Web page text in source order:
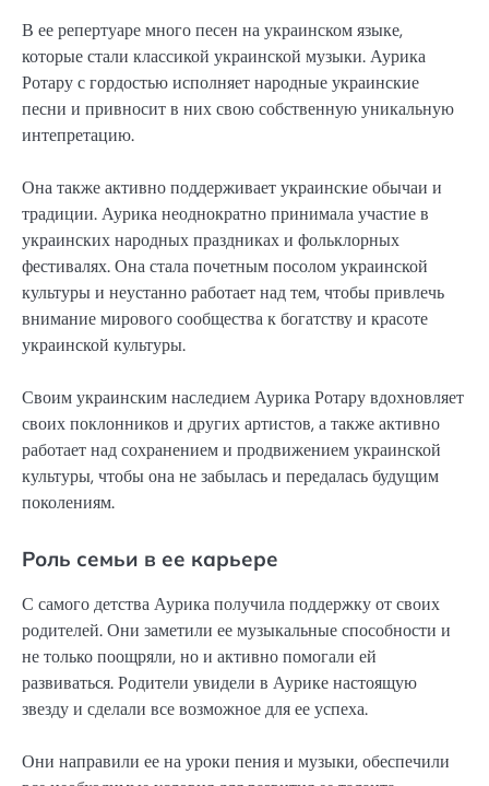
В ее репертуаре много песен на украинском языке,
которые стали классикой украинской музыки. Аурика
Ротару с гордостью исполняет народные украинские
песни и привносит в них свою собственную уникальную
интепретацию.
Она также активно поддерживает украинские обычаи и
традиции. Аурика неоднократно принимала участие в
украинских народных праздниках и фольклорных
фестивалях. Она стала почетным посолом украинской
культуры и неустанно работает над тем, чтобы привлечь
внимание мирового сообщества к богатству и красоте
украинской культуры.
Своим украинским наследием Аурика Ротару вдохновляет
своих поклонников и других артистов, а также активно
работает над сохранением и продвижением украинской
культуры, чтобы она не забылась и передалась будущим
поколениям.
Роль семьи в ее карьере
С самого детства Аурика получила поддержку от своих
родителей. Они заметили ее музыкальные способности и
не только поощряли, но и активно помогали ей
развиваться. Родители увидели в Аурике настоящую
звезду и сделали все возможное для ее успеха.
Они направили ее на уроки пения и музыки, обеспечили